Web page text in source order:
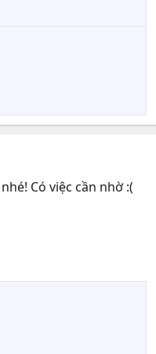
Có việc cần nhờ :(